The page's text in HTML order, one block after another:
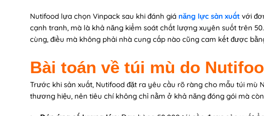
Nutifood lựa chọn Vinpack sau khi đánh giá năng lực sản xuất với
cạnh tranh, mà là khả năng kiểm soát chất lượng xuyên suốt trên
cùng, điều mà không phải nhà cung cấp nào cũng cam kết được
Bài toán về túi mù do
Trước khi sản xuất, Nutifood đặt ra yêu cầu rõ ràng cho mẫu túi mù
thương hiệu, nên tiêu chí không chỉ nằm ở khả năng đóng gói mà